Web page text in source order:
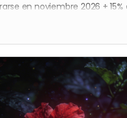
en noviembre 2026 + 15%